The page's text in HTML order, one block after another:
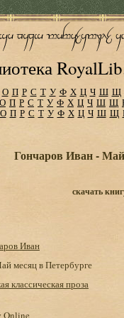
О П Р С Т У Ф Х Ц Ч Ш Щ
О П Р С Т У Ф Х Ц Ч Ш Щ
О П Р С Т У Ф Х Ц Ч Ш Щ
Гончаров Иван -
скачать
Иван
месяц в Петербурге
классическая проза
Online